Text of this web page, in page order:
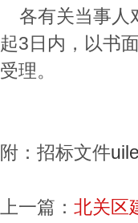
各有关当事人
起3日内，以书
受理。
附：招标文件
上一篇： 北关区